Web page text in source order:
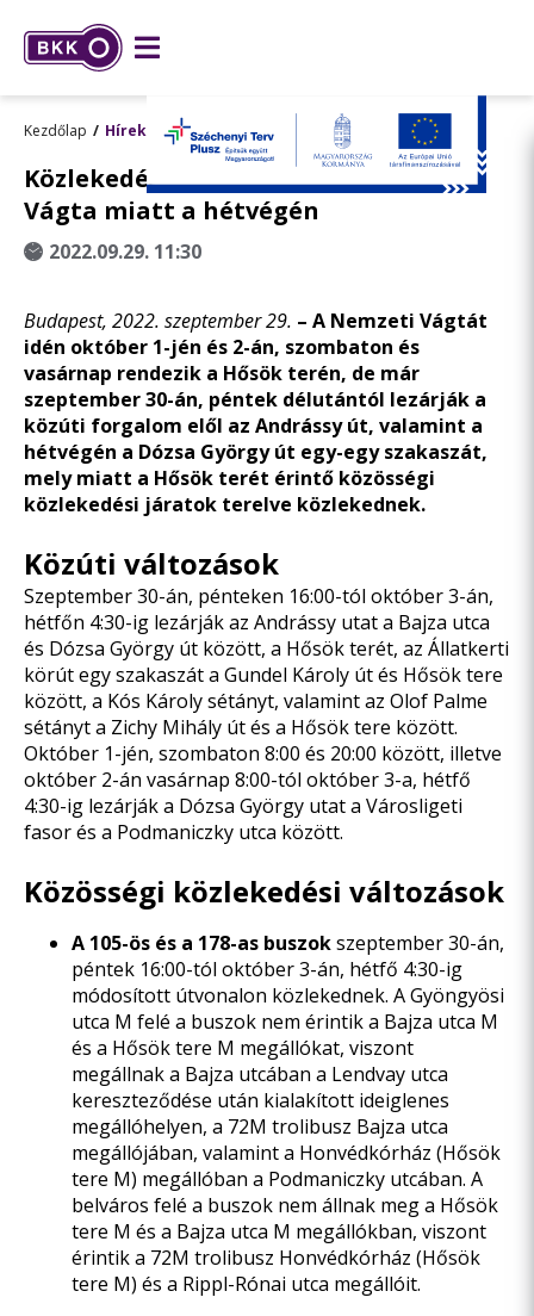
Kezdőlap Hírek
Közlekedési változások a Nemzeti
Vágta miatt a hétvégén
2022.09.29. 11:30
Budapest, 2022. szeptember 29. – A Nemzeti Vágtát
idén október 1-jén és 2-án, szombaton és
vasárnap rendezik a Hősök terén, de már
szeptember 30-án, péntek délutántól lezárják a
közúti forgalom elől az Andrássy út, valamint a
hétvégén a Dózsa György út egy-egy szakaszát,
mely miatt a Hősök terét érintő közösségi
közlekedési járatok terelve közlekednek.
Közúti változások
Szeptember 30-án, pénteken 16:00-tól október 3-án,
hétfőn 4:30-ig lezárják az Andrássy utat a Bajza utca
és Dózsa György út között, a Hősök terét, az Állatkerti
körút egy szakaszát a Gundel Károly út és Hősök tere
között, a Kós Károly sétányt, valamint az Olof Palme
sétányt a Zichy Mihály út és a Hősök tere között.
Október 1-jén, szombaton 8:00 és 20:00 között, illetve
október 2-án vasárnap 8:00-tól október 3-a, hétfő
4:30-ig lezárják a Dózsa György utat a Városligeti
fasor és a Podmaniczky utca között.
Közösségi közlekedési változások
A 105-ös és a 178-as buszokszeptember 30-án,
péntek 16:00-tól október 3-án, hétfő 4:30-ig
módosított útvonalon közlekednek. A Gyöngyösi
utca M felé a buszok nem érintik a Bajza utca M
és a Hősök tere M megállókat, viszont
megállnak a Bajza utcában a Lendvay utca
kereszteződése után kialakított ideiglenes
megállóhelyen, a 72M trolibusz Bajza utca
megállójában, valamint a Honvédkórház (Hősök
tere M) megállóban a Podmaniczky utcában. A
belváros felé a buszok nem állnak meg a Hősök
tere M és a Bajza utca M megállókban, viszont
érintik a 72M trolibusz Honvédkórház (Hősök
tere M) és a Rippl-Rónai utca megállóit.